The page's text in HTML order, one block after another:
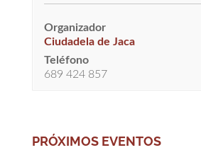
Organizador
Ciudadela de Jaca
Teléfono
689 424 857
PRÓXIMOS EVENTOS